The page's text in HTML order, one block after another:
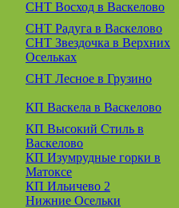
СНТ Восход в Васкелово
СНТ Радуга в Васкелово
СНТ Звездочка в Верхних
Осельках
СНТ Лесное в Грузино
КП Васкела в Васкелово
КП Высокий Стиль в
Васкелово
КП Изумрудные горки в
Матоксе
КП Ильичево 2
Нижние Осельки